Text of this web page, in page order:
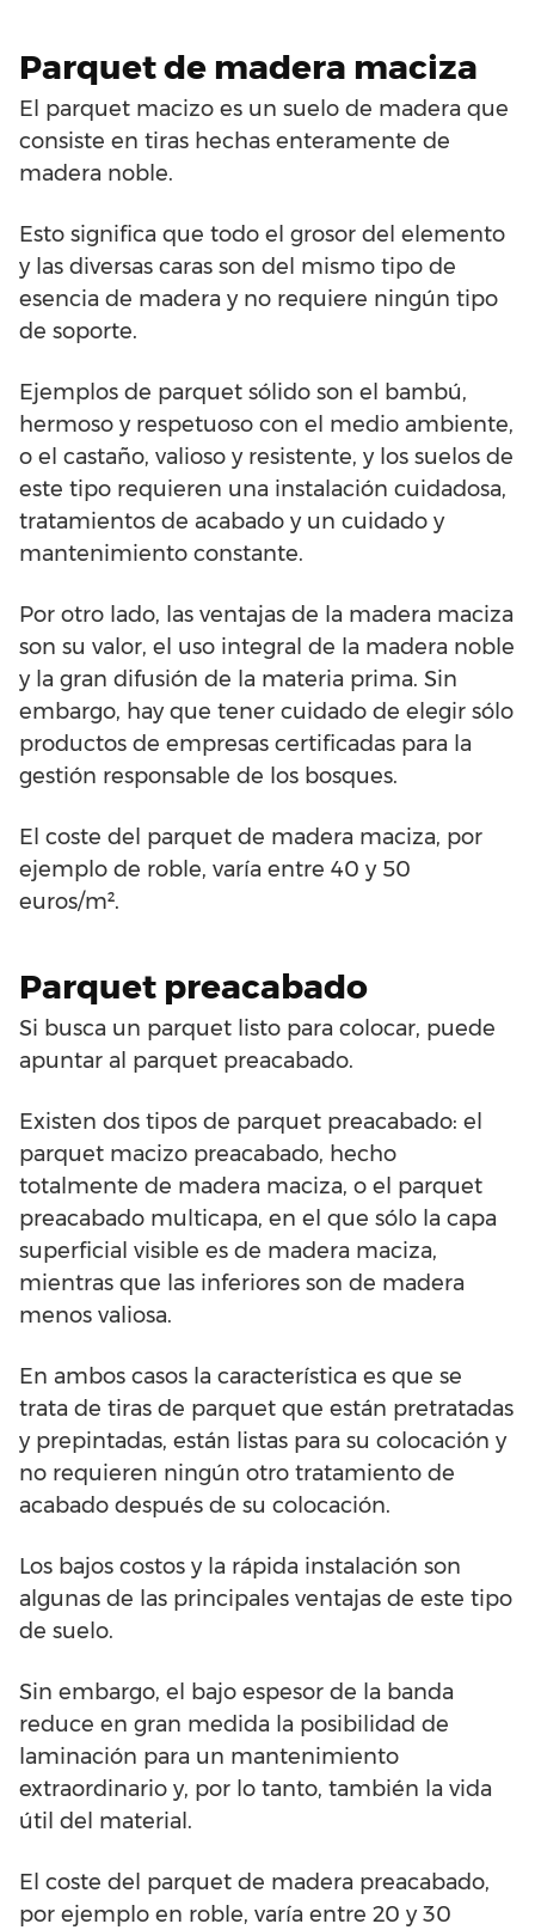
Parquet de madera maciza
El parquet macizo es un suelo de madera que
consiste en tiras hechas enteramente de
madera noble.
Esto significa que todo el grosor del elemento
y las diversas caras son del mismo tipo de
esencia de madera y no requiere ningún tipo
de soporte.
Ejemplos de parquet sólido son el bambú,
hermoso y respetuoso con el medio ambiente,
o el castaño, valioso y resistente, y los suelos de
este tipo requieren una instalación cuidadosa,
tratamientos de acabado y un cuidado y
mantenimiento constante.
Por otro lado, las ventajas de la madera maciza
son su valor, el uso integral de la madera noble
y la gran difusión de la materia prima. Sin
embargo, hay que tener cuidado de elegir sólo
productos de empresas certificadas para la
gestión responsable de los bosques.
El coste del parquet de madera maciza, por
ejemplo de roble, varía entre 40 y 50
euros/m².
Parquet preacabado
Si busca un parquet listo para colocar, puede
apuntar al parquet preacabado.
Existen dos tipos de parquet preacabado: el
parquet macizo preacabado, hecho
totalmente de madera maciza, o el parquet
preacabado multicapa, en el que sólo la capa
superficial visible es de madera maciza,
mientras que las inferiores son de madera
menos valiosa.
En ambos casos la característica es que se
trata de tiras de parquet que están pretratadas
y prepintadas, están listas para su colocación y
no requieren ningún otro tratamiento de
acabado después de su colocación.
Los bajos costos y la rápida instalación son
algunas de las principales ventajas de este tipo
de suelo.
Sin embargo, el bajo espesor de la banda
reduce en gran medida la posibilidad de
laminación para un mantenimiento
extraordinario y, por lo tanto, también la vida
útil del material.
El coste del parquet de madera preacabado,
por ejemplo en roble, varía entre 20 y 30